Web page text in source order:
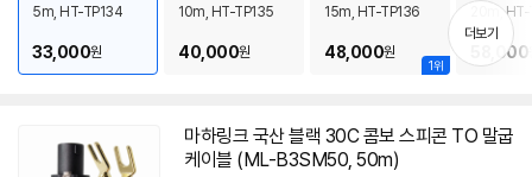
보
펼
치
5m, HT-TP134
33,000원
10m, HT-TP135
40,000원
1위
15m, HT-TP136
48,000원
20m,
58,000
더보기
마하링크 국산 블랙 30C 콤보 스피콘 TO 말굽
케이블 (ML-B3SM50, 50m)